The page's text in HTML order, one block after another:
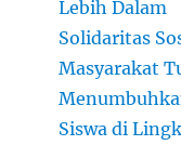
Lebih Dalam
Solidaritas
Masyarakat
Siswa di